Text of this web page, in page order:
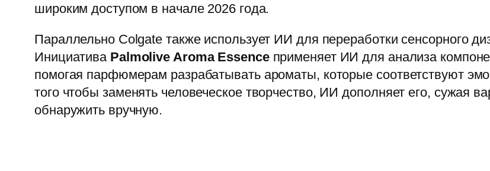
широким доступом в начале 2026 года.
Параллельно Colgate также использует ИИ для переработки сенсорного
Инициатива Palmolive Aroma Essenceприменяет ИИ для анализа
помогая парфюмерам разрабатывать ароматы, которые соответствуют
того чтобы заменять человеческое творчество, ИИ дополняет его, сужая
обнаружить вручную.